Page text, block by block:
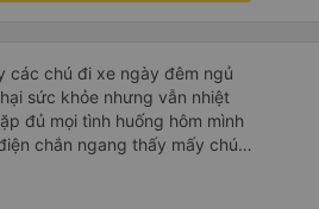
mọi thứ về chuyến đi của tôi
giao tiếp cho các anh lái xe
tài xế - phụ xe có nhiệt tình
được hay có trải nghiệm vui
các chú đi xe ngày đêm ngủ
sức khỏe nhưng vẫn nhiệt
đủ mọi tình huống hôm mình
chắn ngang thấy mấy chú